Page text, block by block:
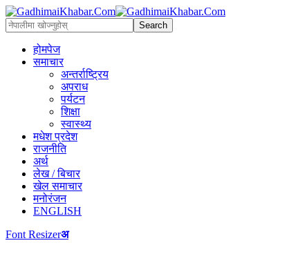
होमपेज
समाचार
अन्तर्राष्ट्रिय
अपराध
पर्यटन
शिक्षा
स्वास्थ्य
मधेश प्रदेश
राजनीति
अर्थ
लेख / बिचार
खेल समाचार
मनोरंजन
ENGLISH
Font Resizerअ